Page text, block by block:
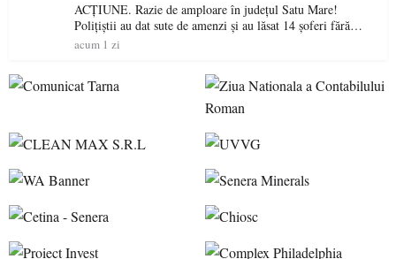
ACȚIUNE. Razie de amploare în județul Satu Mare!
Polițiștii au dat sute de amenzi și au lăsat 14 șoferi fără
permis într-o singură zi
acum 1 zi